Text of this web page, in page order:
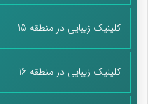
کلینیک زیبایی در منطقه 15
کلینیک زیبایی در منطقه 16